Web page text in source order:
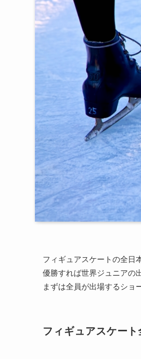
フィギュアスケートの全日
優勝すれば世界ジュニアの
まずは全員が出場するショ
フィギュアスケー